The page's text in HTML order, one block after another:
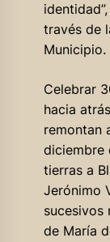
través de
Municipio.
Celebrar
hacia
remontan
diciembre
tierras a
Jerónimo
sucesivos
de María